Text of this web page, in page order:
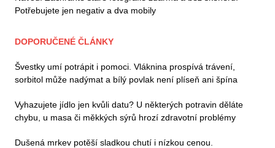
Potřebujete jen negativ a dva mobily
DOPORUČENÉ ČLÁNKY
Švestky umí potrápit i pomoci. Vláknina prospívá trávení,
sorbitol může nadýmat a bílý povlak není plíseň ani špína
Vyhazujete jídlo jen kvůli datu? U některých potravin děláte
chybu, u masa či měkkých sýrů hrozí zdravotní problémy
Dušená mrkev potěší sladkou chutí i nízkou cenou.